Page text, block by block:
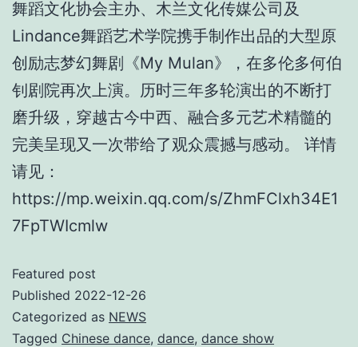
舞蹈文化协会主办、木兰文化传媒公司及
Lindance舞蹈艺术学院携手制作出品的大型原
创励志梦幻舞剧《My Mulan》，在多伦多何伯
钊剧院再次上演。历时三年多轮演出的不断打
磨升级，穿越古今中西、融合多元艺术精髓的
完美呈现又一次带给了观众震撼与感动。 详情
请见：
https://mp.weixin.qq.com/s/ZhmFClxh34E1
7FpTWIcmlw
Featured post
Published 2022-12-26
Categorized as NEWS
Tagged Chinese dance, dance, dance show